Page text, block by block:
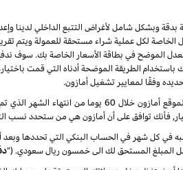
وبشكل شامل لأغراض التتبع الداخلي لدينا
لكل عملية شراء مستحقة للعمولة ويتم
الموضح في بطاقة الأسعار الخاصة بك. سوف
فيه، وذلك باستخدام الطريقة الموضحة أدناه
وفقًا لمعايير تشغيل أمازون.
سنقوم بدفع دخل العمولة المعتاد ودخل العمولة الخاص
فأنك توافق على أن أمازون هي من ستحدد نسب
في كل شهر في الحساب البنكي التي تحددها
المبلغ المستحق لك الى خمسون ريال سعودي. ("